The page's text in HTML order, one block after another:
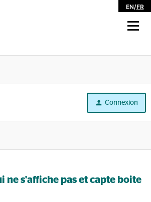
EN/FR
Connexion
ne s'affiche pas et capte boite